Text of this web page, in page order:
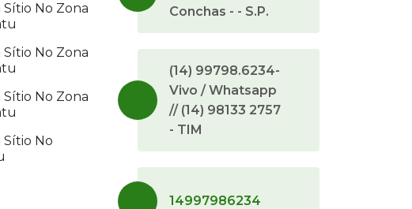
Sítio No Zona
Sítio No Zona
Sítio No Zona
Sítio No
Conchas - - S.P.
(14) 99798.6234-
Vivo / Whatsapp
// (14) 98133 2757
- TIM
14997986234